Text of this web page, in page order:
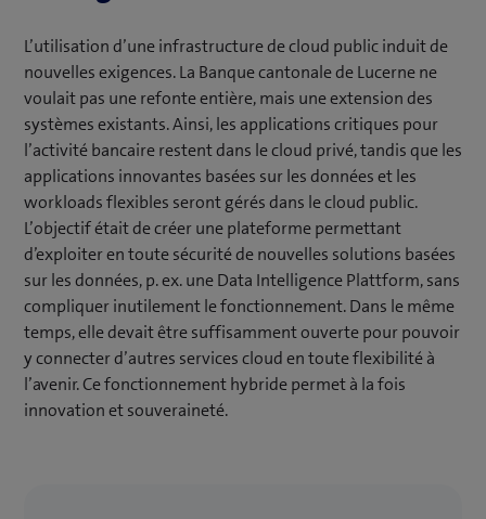
L’utilisation d’une infrastructure de cloud public induit de
nouvelles exigences. La Banque cantonale de Lucerne ne
voulait pas une refonte entière, mais une extension des
systèmes existants. Ainsi, les applications critiques pour
l’activité bancaire restent dans le cloud privé, tandis que les
applications innovantes basées sur les données et les
workloads flexibles seront gérés dans le cloud public.
L’objectif était de créer une plateforme permettant
d’exploiter en toute sécurité de nouvelles solutions basées
sur les données, p. ex. une Data Intelligence Plattform, sans
compliquer inutilement le fonctionnement. Dans le même
temps, elle devait être suffisamment ouverte pour pouvoir
y connecter d’autres services cloud en toute flexibilité à
l’avenir. Ce fonctionnement hybride permet à la fois
innovation et souveraineté.